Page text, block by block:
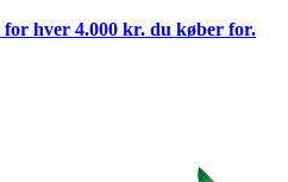
hver 4.000 kr. du køber for.